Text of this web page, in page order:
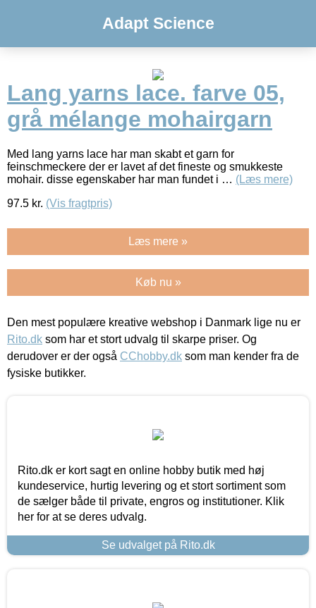
Adapt Science
Lang yarns lace. farve 05,
grå mélange mohairgarn
Med lang yarns lace har man skabt et garn for
feinschmeckere der er lavet af det fineste og smukkeste
mohair. disse egenskaber har man fundet i … (Læs mere)
97.5 kr. (Vis fragtpris)
Læs mere »
Køb nu »
Den mest populære kreative webshop i Danmark lige nu er
Rito.dk som har et stort udvalg til skarpe priser. Og
derudover er der også CChobby.dk som man kender fra de
fysiske butikker.
Rito.dk er kort sagt en online hobby butik med høj
kundeservice, hurtig levering og et stort sortiment som
de sælger både til private, engros og institutioner. Klik
her for at se deres udvalg.
Se udvalget på Rito.dk